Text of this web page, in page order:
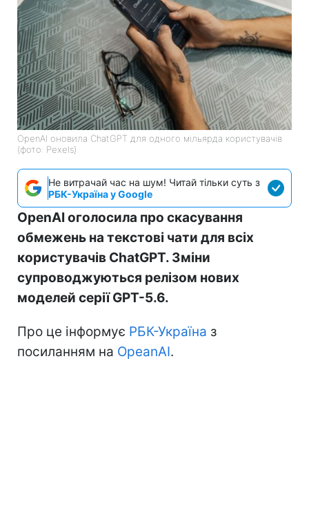
OpenAI оновила ChatGPT для одного мільярда користувачів
(фото: Pexels)
Не витрачай час на шум! Читай тільки суть з
РБК-Україна у Google
OpenAI оголосила про скасування
обмежень на текстові чати для всіх
користувачів ChatGPT. Зміни
супроводжуються релізом нових
моделей серії GPT-5.6.
Про це інформує РБК-Україна з
посиланням на OpeanAI.